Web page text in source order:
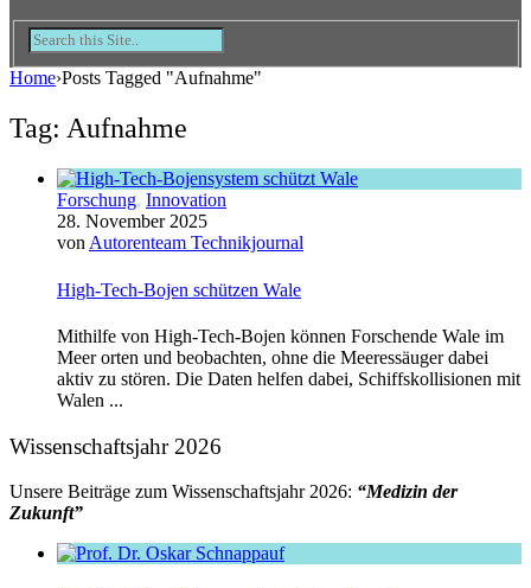
Home›Posts Tagged "Aufnahme"
Tag: Aufnahme
Forschung, Innovation
28. November 2025
von Autorenteam Technikjournal
High-Tech-Bojen schützen Wale
Mithilfe von High-Tech-Bojen können Forschende Wale im
Meer orten und beobachten, ohne die Meeressäuger dabei
aktiv zu stören. Die Daten helfen dabei, Schiffskollisionen mit
Walen ...
Wissenschaftsjahr 2026
Unsere Beiträge zum Wissenschaftsjahr 2026: “Medizin der
Zukunft”